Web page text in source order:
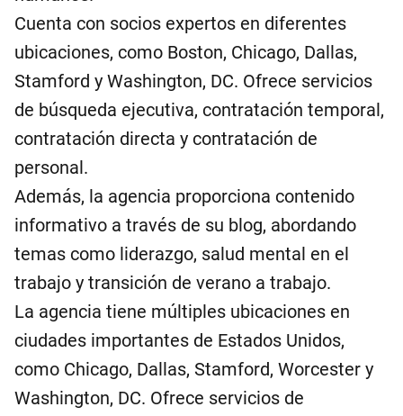
Cuenta con socios expertos en diferentes
ubicaciones, como Boston, Chicago, Dallas,
Stamford y Washington, DC. Ofrece servicios
de búsqueda ejecutiva, contratación temporal,
contratación directa y contratación de
personal.
Además, la agencia proporciona contenido
informativo a través de su blog, abordando
temas como liderazgo, salud mental en el
trabajo y transición de verano a trabajo.
La agencia tiene múltiples ubicaciones en
ciudades importantes de Estados Unidos,
como Chicago, Dallas, Stamford, Worcester y
Washington, DC. Ofrece servicios de